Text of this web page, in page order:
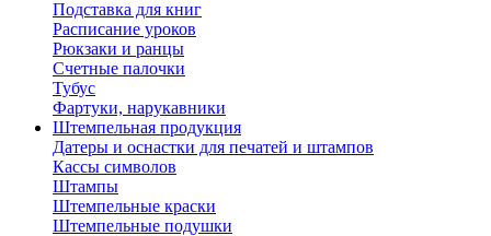
Подставка для книг
Расписание уроков
Рюкзаки и ранцы
Счетные палочки
Тубус
Фартуки, нарукавники
Штемпельная продукция
Датеры и оснастки для печатей и штампов
Кассы символов
Штампы
Штемпельные краски
Штемпельные подушки